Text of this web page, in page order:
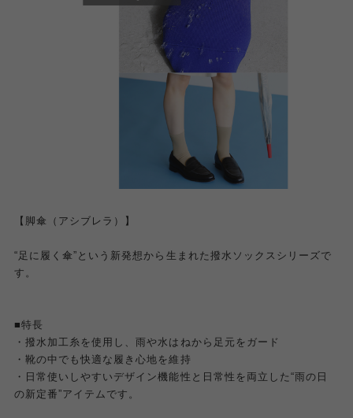
【脚傘（アシブレラ）】
“足に履く傘”という新発想から生まれた撥水ソックスシリーズで
す。
■特長
・撥水加工糸を使用し、雨や水はねから足元をガード
・靴の中でも快適な履き心地を維持
・日常使いしやすいデザイン機能性と日常性を両立した“雨の日
の新定番”アイテムです。